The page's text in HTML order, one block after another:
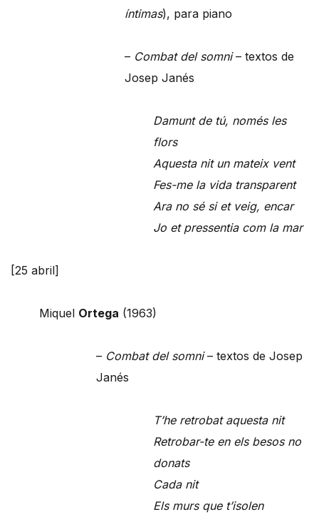
íntimas), para piano
– Combat del somni– textos de
Josep Janés
Damunt de tú, només les
flors
Aquesta nit un mateix vent
Fes-me la vida transparent
Ara no sé si et veig, encar
Jo et pressentia com la mar
[25 abril]
Miquel Ortega (1963)
– Combat del somni– textos de Josep
Janés
T’he retrobat aquesta nit
Retrobar-te en els besos no
donats
Cada nit
Els murs que t’isolen